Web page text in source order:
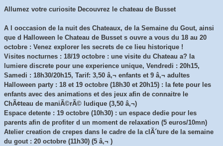
Allumez votre curiosite Decouvrez le chateau de Busset
A l ooccasion de la nuit des Chateaux, de la Semaine du Gout, ainsi
que d Halloween le Chateau de Busset s ouvre a vous du 18 au 20
octobre : Venez explorer les secrets de ce lieu historique !
Visites nocturnes : 18/19 octobre : une visite du Chateau a? la
lumiere discrete pour une experience unique, Vendredi : 20h15,
Samedi : 18h30/20h15, Tarif: 3,50 â‚¬ enfants et 9 â‚¬ adultes
Halloween party : 18 et 19 octobre (18h30 et 20h15) : la fete pour les
enfants avec des animations et des jeux afin de connaitre le
ChÃ¢teau de maniÃ©rÃ© ludique (3,50 â‚¬)
Espace detente : 19 octobre (10h30) : un espace dedie pour les
parents afin de profiter d un moment de relaxation (5 euros/10mn)
Atelier creation de crepes dans le cadre de la clÃ´ture de la semaine
du gout : 20 octobre (11h30) (5 â‚¬ )